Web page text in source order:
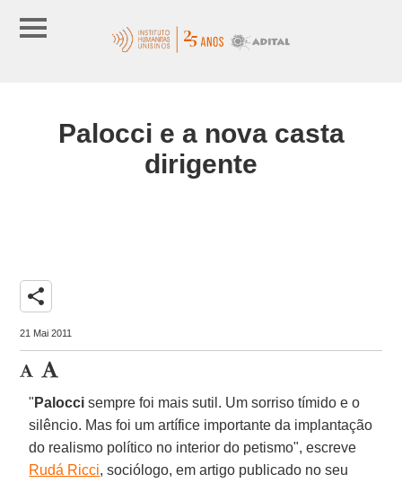
Palocci e a nova casta
dirigente
share
21 Mai 2011
" Palocci sempre foi mais sutil. Um sorriso tímido e o
silêncio. Mas foi um artífice importante da implantação
do realismo político no interior do petismo", escreve
Rudá Ricci, sociólogo, em artigo publicado no seu